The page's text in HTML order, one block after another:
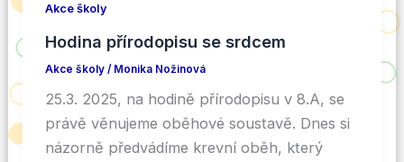
Akce školy
Hodina přírodopisu se srdcem
Akce školy/ Monika Nožinová
25.3. 2025, na hodině přírodopisu v 8.A, se
právě věnujeme oběhové soustavě. Dnes si
názorně předvádíme krevní oběh, který